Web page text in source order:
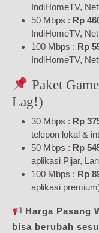
IndiHomeTV,
50 Mbps : Rp
IndiHomeTV,
100 Mbps : Rp
IndiHomeTV,
Paket
Lag!)
30 Mbps : Rp
telepon lokal &
50 Mbps : Rp
aplikasi Pijar,
100 Mbps : Rp
aplikasi
Harga Pasang
bisa berubah